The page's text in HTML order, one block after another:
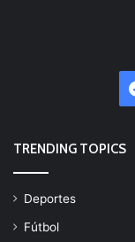
TRENDING TOPICS
Deportes
Fútbol